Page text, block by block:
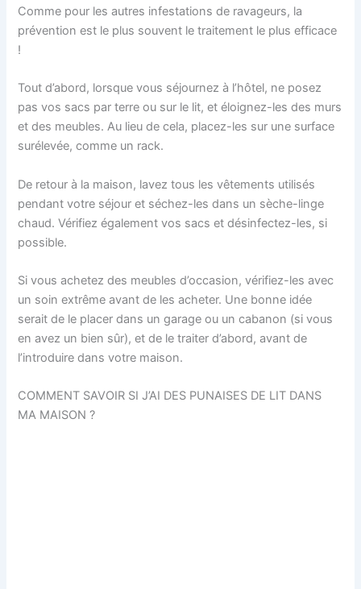
Comme pour les autres infestations de ravageurs, la
prévention est le plus souvent le traitement le plus efficace
!
Tout d’abord, lorsque vous séjournez à l’hôtel, ne posez
pas vos sacs par terre ou sur le lit, et éloignez-les des murs
et des meubles. Au lieu de cela, placez-les sur une surface
surélevée, comme un rack.
De retour à la maison, lavez tous les vêtements utilisés
pendant votre séjour et séchez-les dans un sèche-linge
chaud. Vérifiez également vos sacs et désinfectez-les, si
possible.
Si vous achetez des meubles d’occasion, vérifiez-les avec
un soin extrême avant de les acheter. Une bonne idée
serait de le placer dans un garage ou un cabanon (si vous
en avez un bien sûr), et de le traiter d’abord, avant de
l’introduire dans votre maison.
COMMENT SAVOIR SI J’AI DES PUNAISES DE LIT DANS
MA MAISON ?